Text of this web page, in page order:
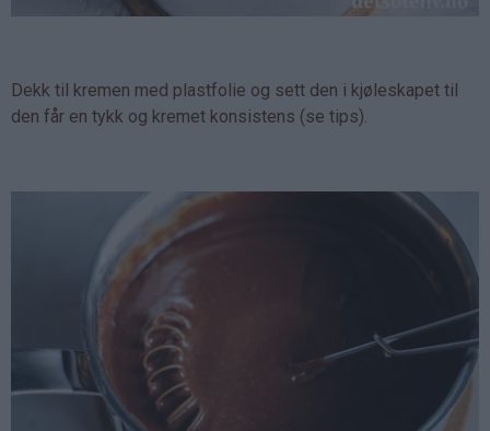
Dekk til kremen med plastfolie og sett den i kjøleskapet til
den får en tykk og kremet konsistens (se tips).